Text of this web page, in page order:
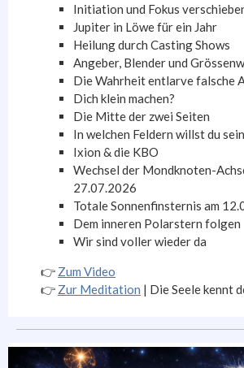
Initiation und Fokus
Jupiter in Löwe für ein Jahr
Heilung durch Casting Shows
Angeber, Blender und
Die Wahrheit entlarve falsche
Dich klein machen?
Die Mitte der zwei Seiten
In welchen Feldern willst du
Ixion & die KBO
Wechsel der Mondknoten-
27.07.2026
Totale Sonnenfinsternis am
Dem inneren Polarstern folgen
Wir sind voller wieder da
👉 Zum Video
👉 Zur Meditation | Die Seele kennt